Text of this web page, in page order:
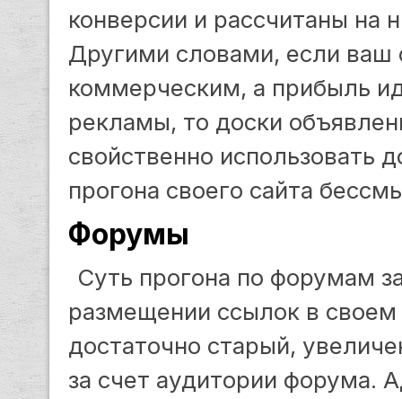
конверсии и рассчитаны на
Другими словами, если ваш
коммерческим, а прибыль
рекламы, то доски
свойственно использовать
прогона своего сайта
Форумы
Суть прогона по форумам
размещении ссылок в
достаточно старый,
за счет аудитории форума.